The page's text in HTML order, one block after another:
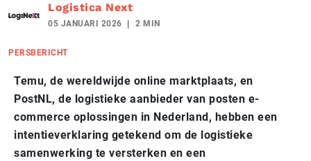
Logistica Next
05 JANUARI 2026 2 MIN
PERSBERICHT
Temu, de wereldwijde online marktplaats, en
PostNL, de logistieke aanbieder van posten e-
commerce oplossingen in Nederland, hebben een
intentieverklaring getekend om de logistieke
samenwerking te versterken en een